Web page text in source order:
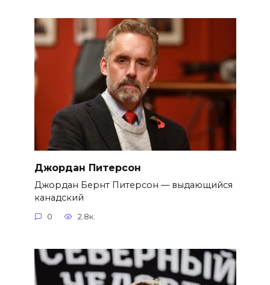
Джордан Питерсон
Джордан Бернт Питерсон — выдающийся
канадский
0 2.8к.